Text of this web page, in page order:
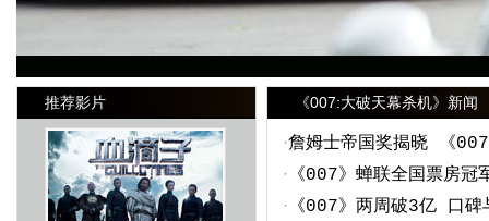
推荐影片 《007:大破天幕杀机》新闻
·詹姆士帝国奖揭晓 《
· 《007》蝉联全国票房
· 《007》两周破3亿 口碑